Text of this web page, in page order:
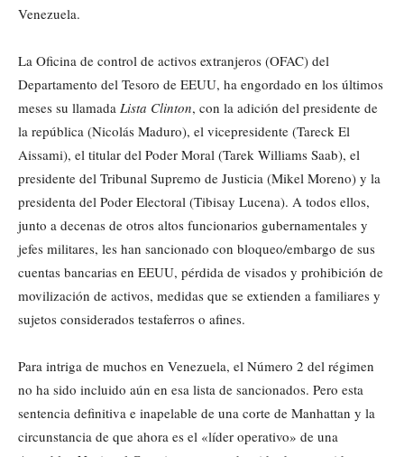
Venezuela.
La Oficina de control de activos extranjeros (OFAC) del
Departamento del Tesoro de EEUU, ha engordado en los últimos
meses su llamada Lista Clinton, con la adición del presidente de
la república (Nicolás Maduro), el vicepresidente (Tareck El
Aissami), el titular del Poder Moral (Tarek Williams Saab), el
presidente del Tribunal Supremo de Justicia (Mikel Moreno) y la
presidenta del Poder Electoral (Tibisay Lucena). A todos ellos,
junto a decenas de otros altos funcionarios gubernamentales y
jefes militares, les han sancionado con bloqueo/embargo de sus
cuentas bancarias en EEUU, pérdida de visados y prohibición de
movilización de activos, medidas que se extienden a familiares y
sujetos considerados testaferros o afines.
Para intriga de muchos en Venezuela, el Número 2 del régimen
no ha sido incluido aún en esa lista de sancionados. Pero esta
sentencia definitiva e inapelable de una corte de Manhattan y la
circunstancia de que ahora es el «líder operativo» de una